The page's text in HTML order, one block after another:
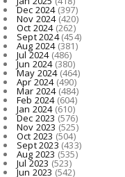
Dec 2024(397)
Nov 2024(420)
Oct 2024(262)
Sept 2024(454)
Aug 2024(381)
Jul 2024(486)
Jun 2024(380)
May 2024(464)
Apr 2024(490)
Mar 2024(484)
Feb 2024(604)
Jan 2024(610)
Dec 2023(576)
Nov 2023 (525)
Oct 2023 (504)
Sept 2023 (433)
Aug 2023 (535)
Jul 2023 (523)
Jun 2023(542)